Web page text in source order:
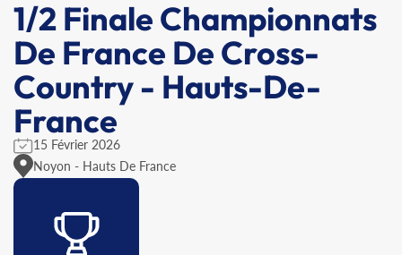
1/2 Finale Championnats
De France De Cross-
Country - Hauts-De-
France
15 Février 2026
Noyon - Hauts De France